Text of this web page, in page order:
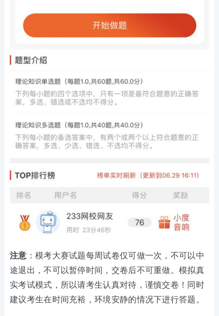
注意 ：模考大赛试题每周试卷仅可做一次，不可以中
途退出，不可以暂停时间，交卷后不可重做。模拟真
实考试模式，所以请考生认真对待，谨慎交卷！同时
建议考生在时间充裕，环境安静的情况下进行答题。